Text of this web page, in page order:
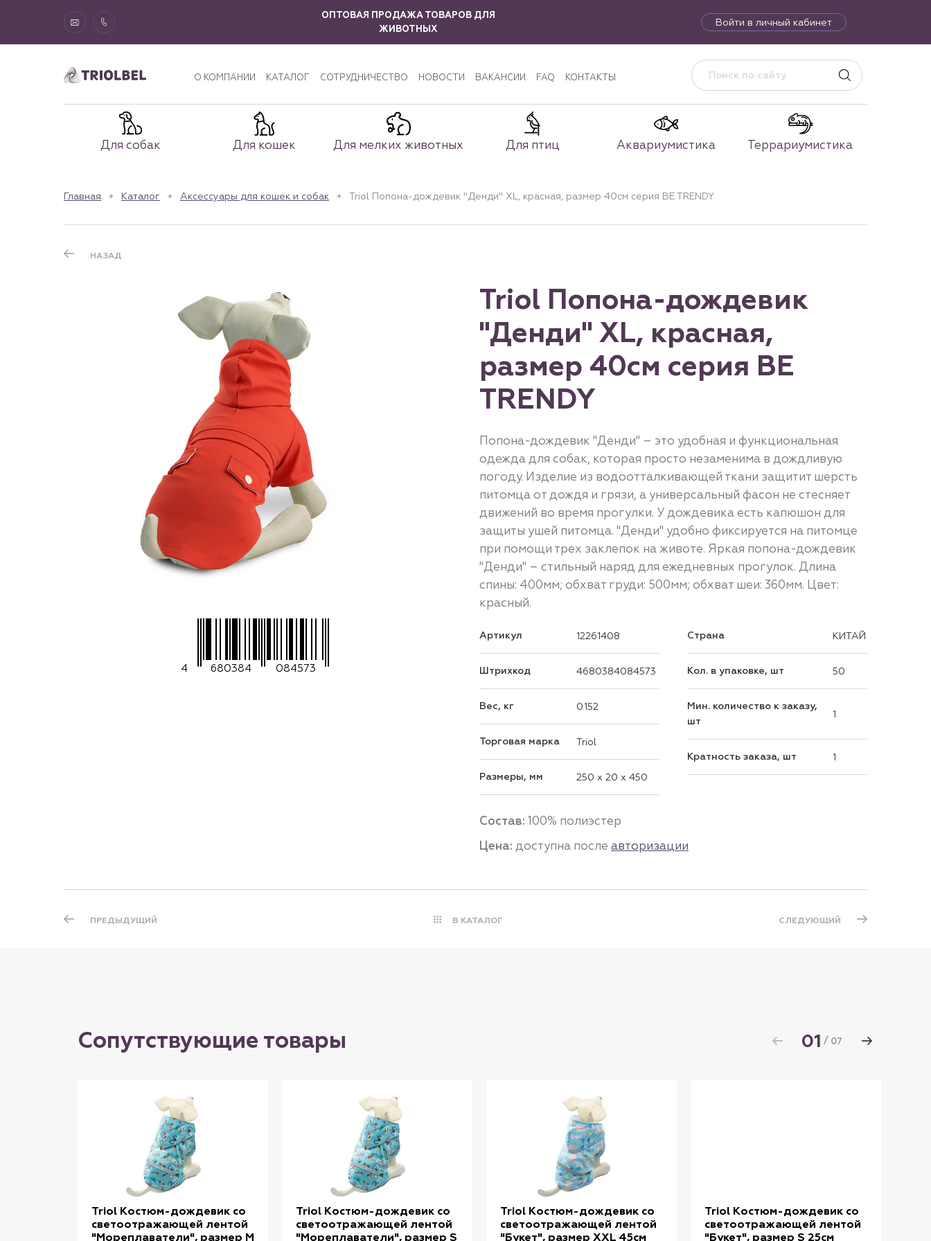
ОПТОВАЯ ПРОДАЖА ТОВАРОВ ДЛЯ
ЖИВОТНЫХ
Войти в личный кабинет
О КОМПАНИИ КАТАЛОГ СОТРУДНИЧЕСТВО НОВОСТИ ВАКАНСИИ FAQ КОНТАКТЫ
Для собак Для кошек Для мелких животных Для птиц Аквариумистика Террариумистика
Главная Каталог Аксессуары для кошек и собак Triol Попона-дождевик "Денди" XL, красная, размер 40см серия BE TRENDY
НАЗАД
4 680384 084573
Triol Попона-дождевик
"Денди" XL, красная,
размер 40см серия BE
TRENDY
Попона-дождевик "Денди" – это удобная и функциональная
одежда для собак, которая просто незаменима в дождливую
погоду. Изделие из водоотталкивающей ткани защитит шерсть
питомца от дождя и грязи, а универсальный фасон не стесняет
движений во время прогулки. У дождевика есть капюшон для
защиты ушей питомца. "Денди" удобно фиксируется на питомце
при помощи трех заклепок на животе. Яркая попона-дождевик
"Денди" – стильный наряд для ежедневных прогулок. Длина
спины: 400мм; обхват груди: 500мм; обхват шеи: 360мм. Цвет:
красный.
Артикул 12261408
Штрихкод 4680384084573
Вес, кг 0.152
Торговая марка Triol
Размеры, мм 250 x 20 x 450
Страна КИТАЙ
Кол. в упаковке, шт 50
Мин. количество к заказу,
шт
1
Кратность заказа, шт 1
Состав: 100% полиэстер
Цена: доступна после авторизации
ПРЕДЫДУЩИЙ В КАТАЛОГ СЛЕДУЮЩИЙ
Сопутствующие товары 01 / 07
Triol Костюм-дождевик со
светоотражающей лентой
"Мореплаватели", размер M
Triol Костюм-дождевик со
светоотражающей лентой
"Мореплаватели", размер S
Triol Костюм-дождевик со
светоотражающей лентой
"Букет", размер XXL 45см
Triol Костюм-дождевик со
светоотражающей лентой
"Букет", размер S 25см